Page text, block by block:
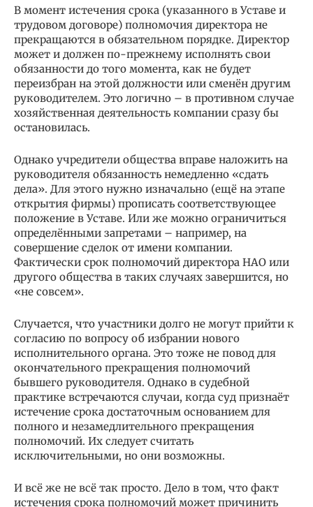
В момент истечения срока (указанного в Уставе и
трудовом договоре) полномочия директора не
прекращаются в обязательном порядке. Директор
может и должен по-прежнему исполнять свои
обязанности до того момента, как не будет
переизбран на этой должности или сменён другим
руководителем. Это логично – в противном случае
хозяйственная деятельность компании сразу бы
остановилась.
Однако учредители общества вправе наложить на
руководителя обязанность немедленно «сдать
дела». Для этого нужно изначально (ещё на этапе
открытия фирмы) прописать соответствующее
положение в Уставе. Или же можно ограничиться
определёнными запретами – например, на
совершение сделок от имени компании.
Фактически срок полномочий директора НАО или
другого общества в таких случаях завершится, но
«не совсем».
Случается, что участники долго не могут прийти к
согласию по вопросу об избрании нового
исполнительного органа. Это тоже не повод для
окончательного прекращения полномочий
бывшего руководителя. Однако в судебной
практике встречаются случаи, когда суд признаёт
истечение срока достаточным основанием для
полного и незамедлительного прекращения
полномочий. Их следует считать
исключительными, но они возможны.
И всё же не всё так просто. Дело в том, что факт
истечения срока полномочий может причинить